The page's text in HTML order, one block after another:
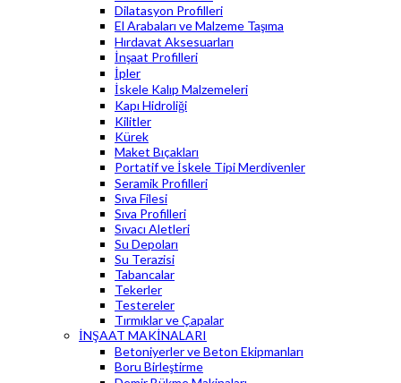
Dilatasyon Profilleri
El Arabaları ve Malzeme Taşıma
Hırdavat Aksesuarları
İnşaat Profilleri
İpler
İskele Kalıp Malzemeleri
Kapı Hidroliği
Kilitler
Kürek
Maket Bıçakları
Portatif ve İskele Tipi Merdivenler
Seramik Profilleri
Sıva Filesi
Sıva Profilleri
Sıvacı Aletleri
Su Depoları
Su Terazisi
Tabancalar
Tekerler
Testereler
Tırmıklar ve Çapalar
İNŞAAT MAKİNALARI
Betoniyerler ve Beton Ekipmanları
Boru Birleştirme